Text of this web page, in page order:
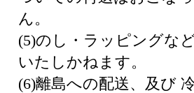
ん。
(5)のし・ラッピングな
いたしかねます。
(6)離島への配送、及び